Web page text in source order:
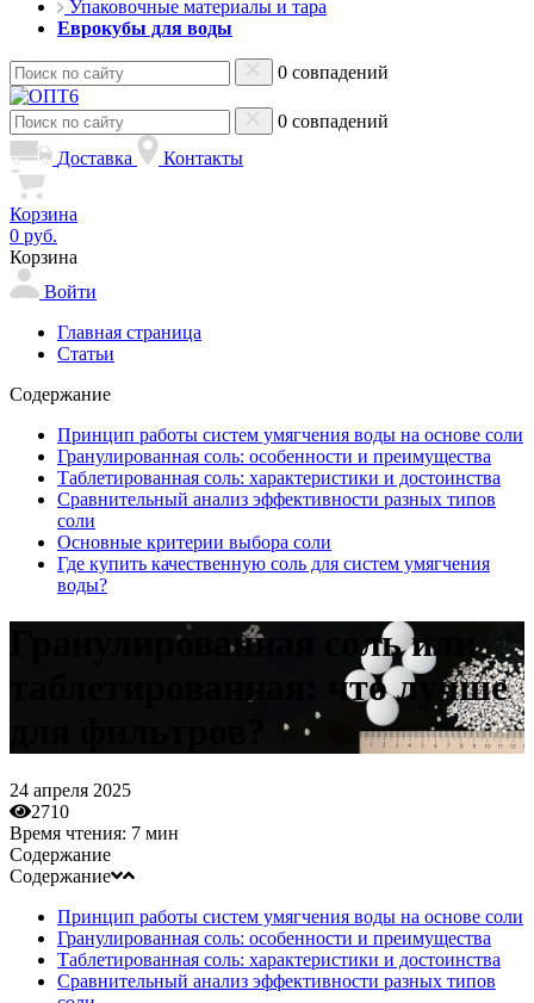
Упаковочные материалы и тара
Еврокубы для воды
0 совпадений
0 совпадений
Доставка
Контакты
Корзина
0 руб.
Корзина
Войти
Главная страница
Статьи
Содержание
Принцип работы систем умягчения воды на основе соли
Гранулированная соль: особенности и преимущества
Таблетированная соль: характеристики и достоинства
Сравнительный анализ эффективности разных типов
соли
Основные критерии выбора соли
Где купить качественную соль для систем умягчения
воды?
Гранулированная соль или
таблетированная: что лучше
24 апреля 2025
2710
Время чтения: 7 мин
Содержание
Содержание
Принцип работы систем умягчения воды на основе соли
Гранулированная соль: особенности и преимущества
Таблетированная соль: характеристики и достоинства
Сравнительный анализ эффективности разных типов